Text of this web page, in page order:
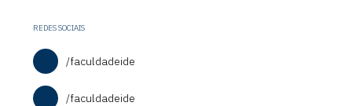
REDES SOCIAIS
/faculdadeide
/faculdadeide